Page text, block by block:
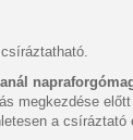
csíráztatható.
megkezdése előtt
a csíráztató